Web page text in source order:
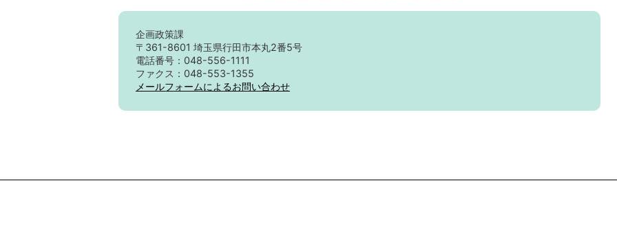
企画政策課
〒361-8601 埼玉県行田市本丸2番5号
電話番号：048-556-1111
ファクス：048-553-1355
メールフォームによるお問い合わせ